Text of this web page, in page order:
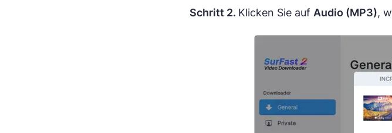
Schritt 2. Klicken Sie auf Audio (MP3),